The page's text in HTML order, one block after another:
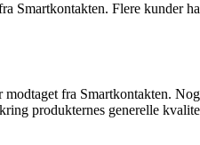
Flere kunder
fra Smartkontakten.
produkternes generelle